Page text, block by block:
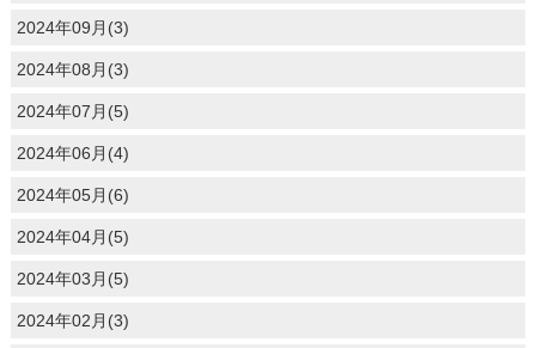
2024年09月(3)
2024年08月(3)
2024年07月(5)
2024年06月(4)
2024年05月(6)
2024年04月(5)
2024年03月(5)
2024年02月(3)